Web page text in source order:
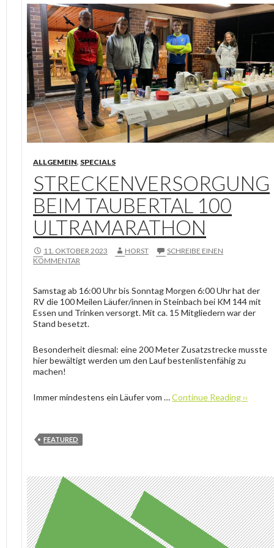
ALLGEMEIN, SPECIALS
STRECKENVERSORGUNG
BEIM TAUBERTAL 100
ULTRAMARATHON
11. OKTOBER 2023 HORST
SCHREIBE EINEN
KOMMENTAR
Samstag ab 16:00 Uhr bis Sonntag Morgen 6:00 Uhr hat der
RV die 100 Meilen Läufer/innen in Steinbach bei KM 144 mit
Essen und Trinken versorgt. Mit ca. 15 Mitgliedern war der
Stand besetzt.
Besonderheit diesmal: eine 200 Meter Zusatzstrecke musste
hier bewältigt werden um den Lauf bestenlistenfähig zu
machen!
Immer mindestens ein Läufer vom …Continue Reading ››
FEATURED